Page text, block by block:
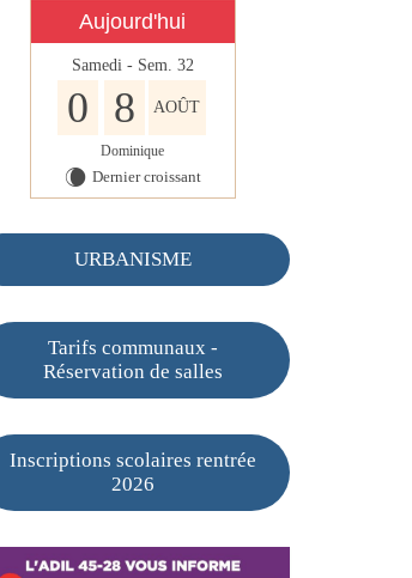
Aujourd'hui
Samedi - Sem. 32
0 8 AOÛT
Dominique
W Dernier croissant
URBANISME
Tarifs communaux -
Réservation de salles
Inscriptions scolaires rentrée
2026